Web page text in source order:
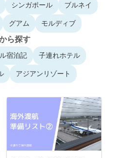
シンガポール ブルネイ
グアム モルディブ
ら探す
宿泊記 子連れホテル
アジアンリゾート